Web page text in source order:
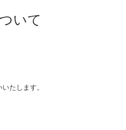
いて
たします。